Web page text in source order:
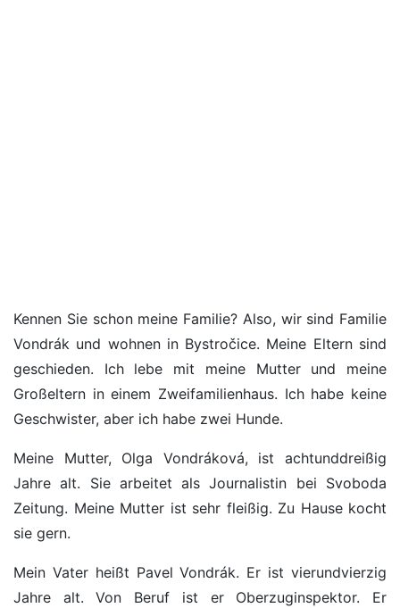
Kennen Sie schon meine Familie? Also, wir sind Familie
Vondrák und wohnen in Bystročice. Meine Eltern sind
geschieden. Ich lebe mit meine Mutter und meine
Großeltern in einem Zweifamilienhaus. Ich habe keine
Geschwister, aber ich habe zwei Hunde.
Meine Mutter, Olga Vondráková, ist achtunddreißig
Jahre alt. Sie arbeitet als Journalistin bei Svoboda
Zeitung. Meine Mutter ist sehr fleißig. Zu Hause kocht
sie gern.
Mein Vater heißt Pavel Vondrák. Er ist vierundvierzig
Jahre alt. Von Beruf ist er Oberzuginspektor. Er